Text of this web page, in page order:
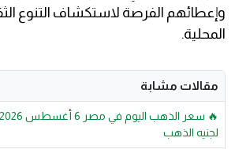
وإعطائهم الفرصة لاستكشاف التنوع
المحلية.
مقالات مشابة
لجنيه الذهب